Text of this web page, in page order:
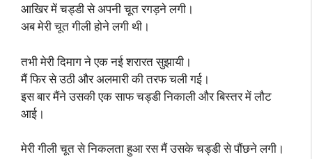
आखिर में चड्डी से अपनी चूत रगड़ने लगी।
अब मेरी चूत गीली होने लगी थी।
तभी मेरी दिमाग ने एक नई शरारत सुझायी।
मैं फिर से उठी और अलमारी की तरफ चली गई।
इस बार मैंने उसकी एक साफ चड्डी निकाली और बिस्तर में लौट
आई।
मेरी गीली चूत से निकलता हुआ रस मैं उसके चड्डी से पौंछने लगी।